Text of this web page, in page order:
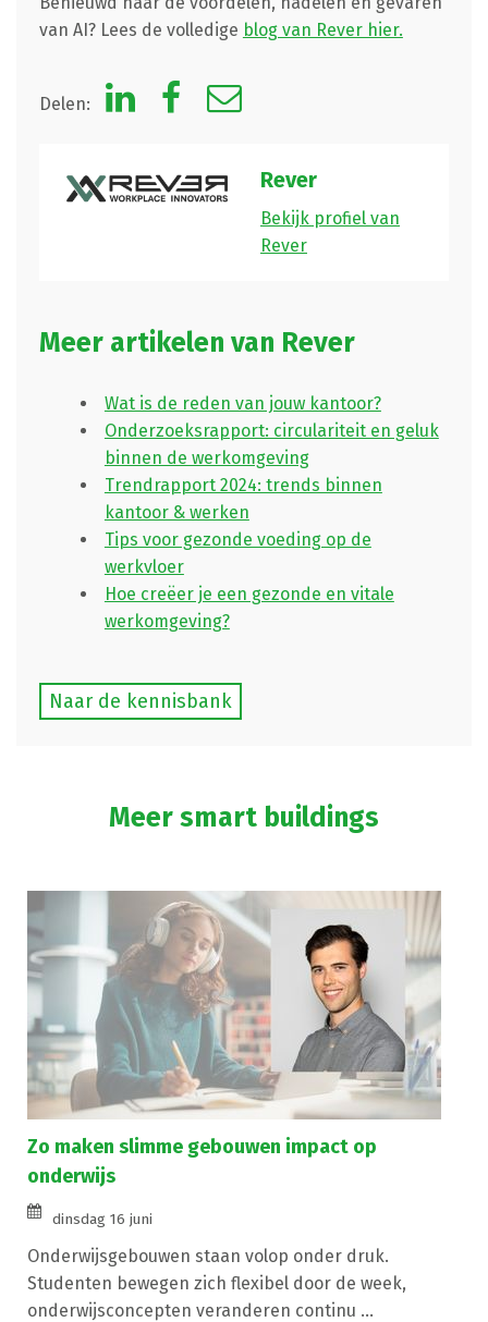
van AI? Lees de volledige blog van Rever hier.
Delen:
Rever
Bekijk profiel van
Rever
Meer artikelen van Rever
Wat is de reden van jouw kantoor?
Onderzoeksrapport: circulariteit en geluk
binnen de werkomgeving
Trendrapport 2024: trends binnen
kantoor & werken
Tips voor gezonde voeding op de
werkvloer
Hoe creëer je een gezonde en vitale
werkomgeving?
Naar de kennisbank
Meer smart buildings
Zo maken slimme gebouwen impact op
onderwijs
dinsdag 16 juni
Onderwijsgebouwen staan volop onder druk.
Studenten bewegen zich flexibel door de week,
onderwijsconcepten veranderen continu ...